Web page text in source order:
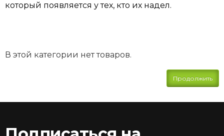
который появляется у тех, кто их надел.
В этой категории нет товаров.
Продолжить